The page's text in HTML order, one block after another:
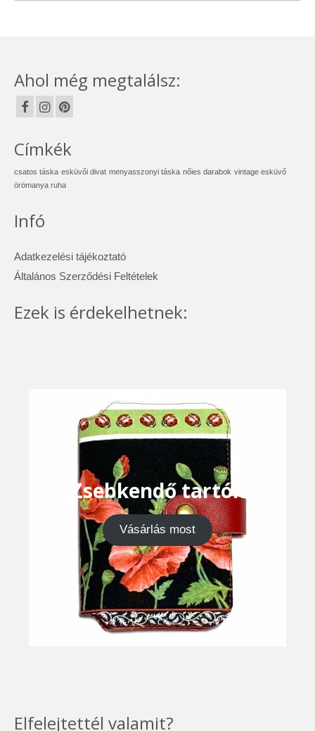
Ahol még megtalálsz:
Címkék
csatos táska esküvői divat menyasszonyi táska nőies darabok vintage esküvő
örömanya ruha
Infó
Adatkezelési tájékoztató
Általános Szerződési Feltételek
Ezek is érdekelhetnek:
Zsebkendő tartók
Vásárlás most
Elfelejtettél valamit?